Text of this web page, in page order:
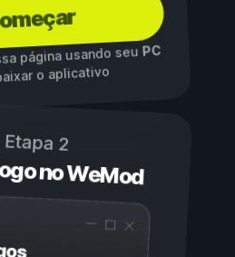
página usando seuPC
o aplicativo
Etapa 2
no WeMod